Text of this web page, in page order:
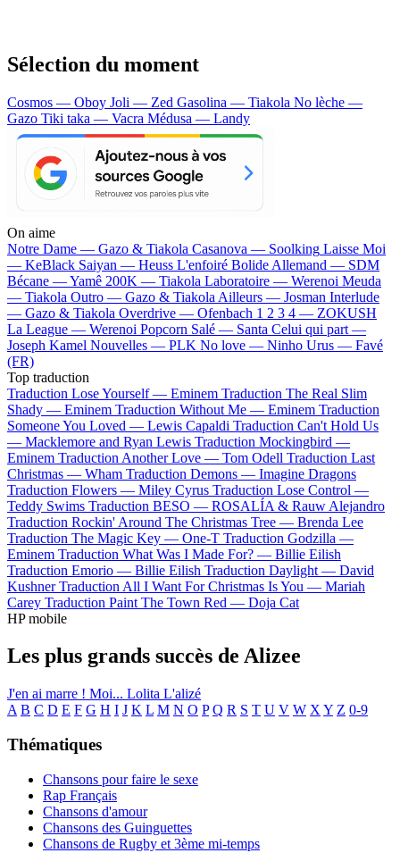
Sélection du moment
Cosmos — Oboy Joli — Zed Gasolina — Tiakola No lèche —
Gazo Tiki taka — Vacra Médusa — Landy
On aime
Notre Dame — Gazo & Tiakola Casanova — Soolking Laisse Moi
— KeBlack Saiyan — Heuss L'enfoiré Bolide Allemand — SDM
Bécane —Yamê 200K — Tiakola Laboratoire — Werenoi Meuda
— Tiakola Outro — Gazo & Tiakola Ailleurs — Josman Interlude
— Gazo & Tiakola Overdrive — Ofenbach 1 2 3 4 — ZOKUSH
La League — Werenoi Popcorn Salé — Santa Celui qui part —
Joseph Kamel Nouvelles — PLK No love — Ninho Urus — Favé
(FR)
Top traduction
Traduction Lose Yourself — Eminem Traduction The Real Slim
Shady — Eminem Traduction Without Me — Eminem Traduction
Someone You Loved — Lewis Capaldi Traduction Can't Hold Us
— Macklemore and Ryan Lewis Traduction Mockingbird —
Eminem Traduction Another Love — Tom Odell Traduction Last
Christmas — Wham Traduction Demons — Imagine Dragons
Traduction Flowers — Miley Cyrus Traduction Lose Control —
Teddy Swims Traduction BESO — ROSALÍA & Rauw Alejandro
Traduction Rockin' Around The Christmas Tree — Brenda Lee
Traduction The Magic Key — One-T Traduction Godzilla —
Eminem Traduction What Was I Made For? — Billie Eilish
Traduction Emorio — Billie Eilish Traduction Daylight — David
Kushner Traduction All I Want For Christmas Is You — Mariah
Carey Traduction Paint The Town Red — Doja Cat
HP mobile
Les plus grands succès de Alizee
J'en ai marre ! Moi... Lolita L'alizé
A B C D E F G H I J K L M N O P Q R S T U V W X Y Z 0-9
Thématiques
Chansons pour faire le sexe
Rap Français
Chansons d'amour
Chansons des Guinguettes
Chansons de Rugby et 3ème mi-temps